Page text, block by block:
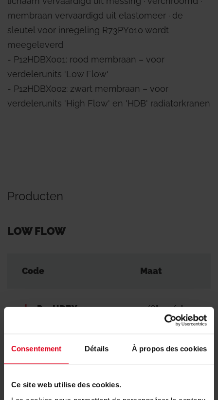
Consentement Détails À propos des cookies
Ce site web utilise des cookies.
membraan vervaardigd uit elastomeer ∙ de
sleutel voor inregeling R73PY010 wordt
meegeleverd
- P12HDBX001: rood membraan – voor
verdelerunits 'Low Flow'
- P12HDBX002: zwart membraan – voor
verdelerunits 'High Flow' en 'HDB' radiatorkranen
Producten
LOW FLOW
Code Maat
P12HDBX001 3/8" - 1/2"
Code Maat